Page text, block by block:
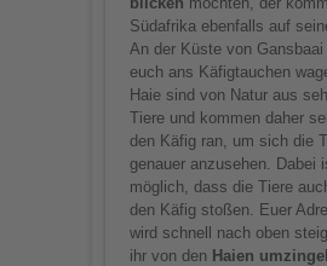
Südafrika ebenfalls auf
An der Küste von
euch ans Käfigtauchen
Haie sind von Natur aus
Tiere und kommen daher
den Käfig ran, um sich die
genauer anzusehen. Dabei
möglich, dass die Tiere
den Käfig stoßen. Euer
wird schnell nach oben
ihr von den Haien